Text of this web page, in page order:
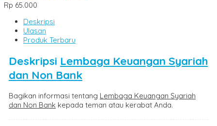
Rp 65.000
Deskripsi
Ulasan
Produk Terbaru
Deskripsi Lembaga Keuangan Syariah
dan Non Bank
Bagikan informasi tentang Lembaga Keuangan Syariah
dan Non Bank kepada teman atau kerabat Anda.